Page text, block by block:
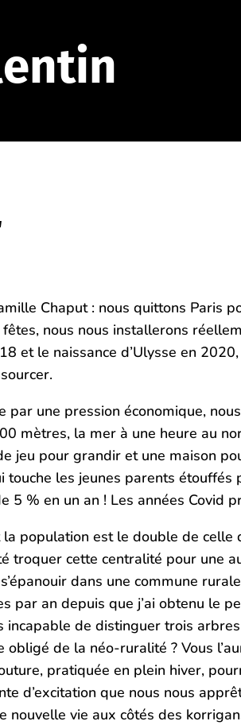
Chaput : nous quittons Paris
nous nous installerons
et le naissance d’Ulysse en
une pression économique,
mètres, la mer à une heure au
jeu pour grandir et une maison
les jeunes parents étouffés
5 % en un an ! Les années Covid
population est le double de celle
troquer cette centralité pour une
dans une commune
an depuis que j’ai obtenu le
de distinguer trois
de la néo-ruralité ? Vous
pratiquée en plein hiver,
d’excitation que nous nous
vie aux côtés des